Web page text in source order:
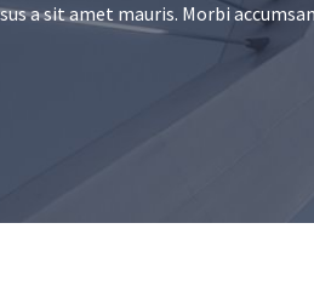
a sit amet mauris. Morbi